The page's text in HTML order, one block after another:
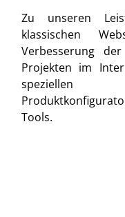
Zu unseren
klassischen
Verbesserung
Projekten im
speziellen
Tools.